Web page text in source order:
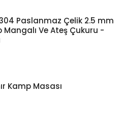
304 Paslanmaz Çelik 2.5 mm
Mangalı Ve Ateş Çukuru -
Kamp Masası